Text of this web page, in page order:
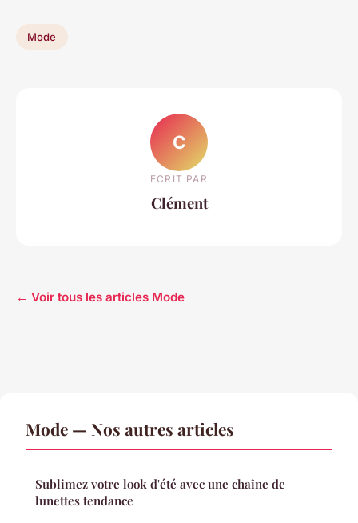
Mode
C
ECRIT PAR
Clément
← Voir tous les articles Mode
Mode — Nos autres articles
Sublimez votre look d'été avec une chaîne de
lunettes tendance